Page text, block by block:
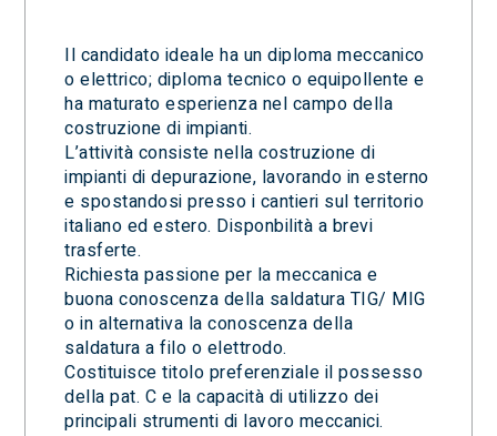
Il candidato ideale ha un diploma meccanico
o elettrico; diploma tecnico o equipollente e
ha maturato esperienza nel campo della
costruzione di impianti.
L’attività consiste nella costruzione di
impianti di depurazione, lavorando in esterno
e spostandosi presso i cantieri sul territorio
italiano ed estero. Disponbilità a brevi
trasferte.
Richiesta passione per la meccanica e
buona conoscenza della saldatura TIG/ MIG
o in alternativa la conoscenza della
saldatura a filo o elettrodo.
Costituisce titolo preferenziale il possesso
della pat. C e la capacità di utilizzo dei
principali strumenti di lavoro meccanici.